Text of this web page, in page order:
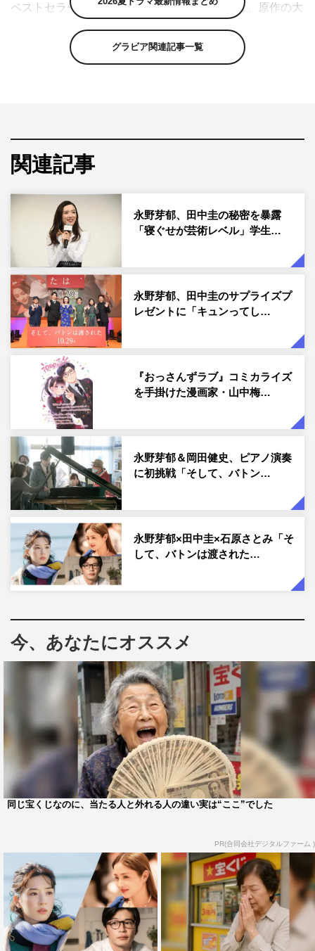
ベストセラー小説の映画化。主演の永野芽郁は、原作の大
ファンで「この役は絶対に自分が演じたい！」と熱い想い
を実現させた。永野は、田中圭と血のつながらない父娘を
感動的に演じる。また、石原さとみが物語のキーパーソン
本裕志が務める。
このたび、血のつながらない父と2人で暮らす優子（永
野）、そんな優子を育てる森宮さん（田中）、自由奔放な
シングルマザーの梨花（石原）、ある秘密を抱えながら生
きる2つの親子の軌跡に迫る3本のキャラクター動画が公開
された。
「優子編」では、主人公である森宮優子が料理上手な父・
森宮さんと一緒にキッチンに立ち、お互いの料理を褒め合
う和やかな映像から始まる。思春期の高校生時代には、森
宮さんの今後を心配するそぶりを見せる一方で、「いちい
ち父親ぶるのなんかうざいよ？」と控えめに反抗したり、
同級生の早瀬くん（岡田）に対し、淡い想いを抱いている
様子も映し出されていく。
やがて大人になり、一度は離れ離れになった早瀬くんと運
命的に再会した優子は、ひょんなことから“親巡りの旅”に
彼を付き合わせようとする。そして、優子の元に届く一通
の手紙を手にしたとき、彼女はある秘密を知ることに。涙
を流しながらも、「こういうときこそ笑わなきゃ」と笑顔
を見せる姿、優子のモットーでもある、その言葉が印象的
なものに。
できる最高のキャンバスだろ？」というせりふとともに、
色鮮やかでバランスの取れたかわいらしいお弁当を作るエ
プロン姿の森宮さんが登場。誇らしげな森宮さんの一方
で、優子はキャラ弁のようなお弁当に少々恥ずかしそうな
様子。さらに、優子の同級生の早瀬くんが自宅に遊びに来
た時も、「もし優子ちゃんが病気になったら運転して病院
連れて行かなきゃいけないから、20歳になるまでは禁酒っ
て決めたの」と話すほど、森宮さんの行動の一つ一つは全
て娘である優子を思う気持ちからということが伝わる。
しかし、娘のためなら何でもすると心に決めた森宮さん
のラストの「誰かを幸せにできる人になりたいの。森宮さ
んみたいにさ」と穏やかに話す優子の表情からは、森宮さ
んと過ごす日々の中で、間違いなく目いっぱいの愛情を注
がれてきたこと、森宮さんなりの葛藤の中で築き上げてき
た親子の深いつながりをうかがい知ることができる。
グラビア関連記事一覧
関連記事
永野芽郁、田中圭の秘密を暴露
「寝ぐせが芸術レベル」学生…
永野芽郁、田中圭のサプライズプ
レゼントに「キュンってし…
『おっさんずラブ』コミカライズ
を手掛けた漫画家・山中梅…
永野芽郁＆岡田健史、ピアノ演奏
に初挑戦「そして、バトン…
永野芽郁×田中圭×石原さとみ「そ
して、バトンは渡された…
今、あなたにオススメ
同じ宝くじなのに、当たる人と外れる人の違い実は“ここ”でした
PR(合同会社デジタルファーム )